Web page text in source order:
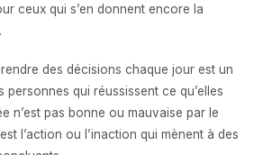
ceux qui s’en donnent encore la
.
des décisions chaque jour est un
personnes qui réussissent ce qu’elles
n’est pas bonne ou mauvaise par le
l’action ou l’inaction qui mènent à des